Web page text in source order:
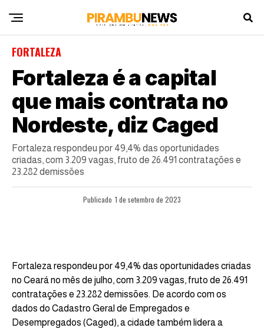
FORTALEZA
Fortaleza é a capital
que mais contrata no
Nordeste, diz Caged
Fortaleza respondeu por 49,4% das oportunidades
criadas, com 3.209 vagas, fruto de 26.491 contratações e
23.282 demissões
Publicado 1 de setembro de 2023
Fortaleza respondeu por 49,4% das oportunidades criadas
no Ceará no mês de julho, com 3.209 vagas, fruto de 26.491
contratações e 23.282 demissões. De acordo com os
dados do Cadastro Geral de Empregados e
Desempregados (Caged), a cidade também lidera a